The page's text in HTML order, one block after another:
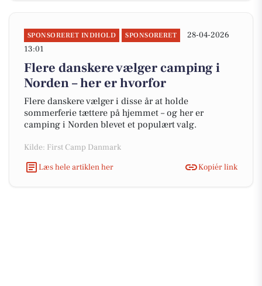
SPONSORERET INDHOLD SPONSORERET
28-04-2026
13:01
Flere danskere vælger camping i
Norden – her er hvorfor
Flere danskere vælger i disse år at holde
sommerferie tættere på hjemmet – og her er
camping i Norden blevet et populært valg.
Kilde: First Camp Danmark
Læs hele artiklen her
Kopiér link